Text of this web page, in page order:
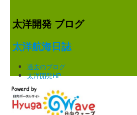
太洋開発 ブログ
太洋航海日誌
過去のブログ
太洋開発HP